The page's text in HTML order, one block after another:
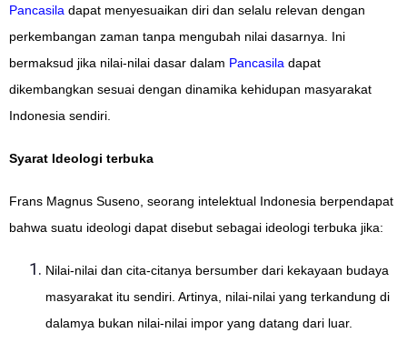
Pancasila dapat menyesuaikan diri dan selalu relevan dengan
perkembangan zaman tanpa mengubah nilai dasarnya. Ini
bermaksud jika nilai-nilai dasar dalam Pancasila dapat
dikembangkan sesuai dengan dinamika kehidupan masyarakat
Indonesia sendiri.
Syarat Ideologi terbuka
Frans Magnus Suseno, seorang intelektual Indonesia berpendapat
bahwa suatu ideologi dapat disebut sebagai ideologi terbuka jika:
Nilai-nilai dan cita-citanya bersumber dari kekayaan budaya
masyarakat itu sendiri. Artinya, nilai-nilai yang terkandung di
dalamya bukan nilai-nilai impor yang datang dari luar.